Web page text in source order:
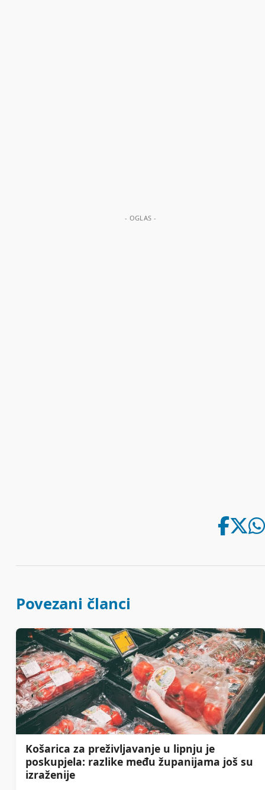
- OGLAS -
Povezani članci
Košarica za preživljavanje u lipnju je
poskupjela: razlike među županijama još su
izraženije